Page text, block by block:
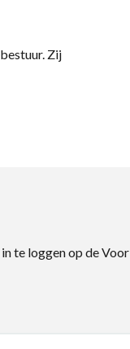
Zij
te loggen op de Voor